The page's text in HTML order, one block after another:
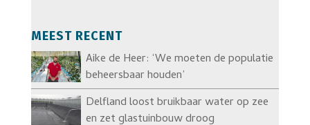
MEEST RECENT
Aike de Heer: ‘We moeten de populatie
beheersbaar houden’
Delfland loost bruikbaar water op zee
en zet glastuinbouw droog